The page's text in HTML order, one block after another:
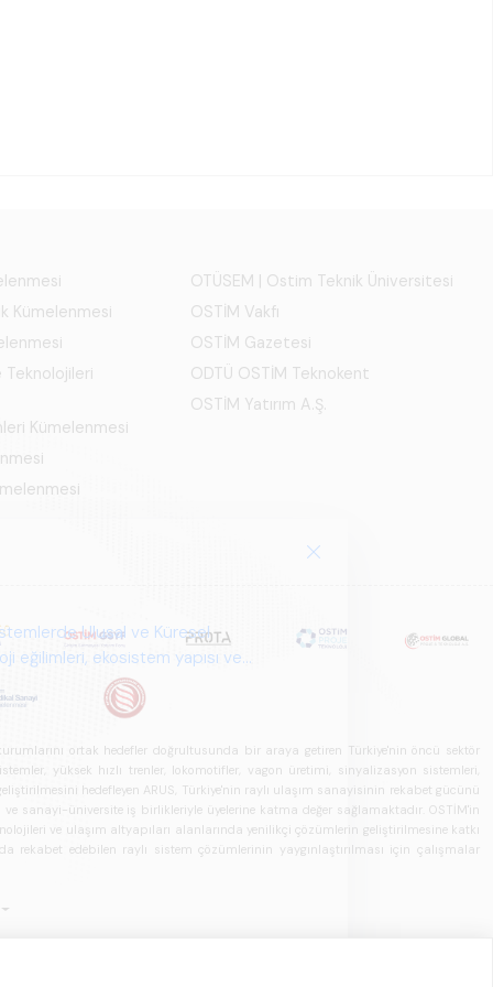
Ulusal ve Küresel
ekosistem yapısı ve
Kümelenmesi
Teknolojileri
Kümelenmesi
OTÜSEM | Ostim Teknik Üniversitesi
OSTİM Vakfı
OSTİM Gazetesi
ODTÜ OSTİM Teknokent
OSTİM Yatırım A.Ş.
ortak hedefler doğrultusunda bir araya getiren Türkiye'nin öncü sektör
yüksek hızlı trenler, lokomotifler, vagon üretimi, sinyalizasyon sistemleri,
hedefleyen ARUS, Türkiye'nin raylı ulaşım sanayisinin rekabet gücünü
sanayi-üniversite iş birlikleriyle üyelerine katma değer sağlamaktadır. OSTİM'in
ve ulaşım altyapıları alanlarında yenilikçi çözümlerin geliştirilmesine katkı
rekabet edebilen raylı sistem çözümlerinin yaygınlaştırılması için çalışmalar